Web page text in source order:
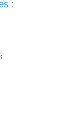
: